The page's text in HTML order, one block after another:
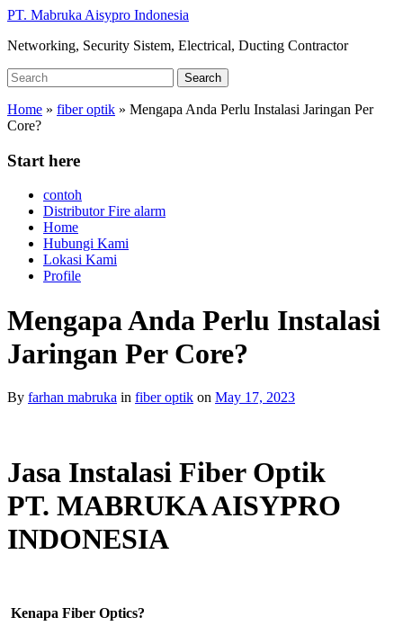
Skip
main
PT. Mabruka Aisypro Indonesia
Networking, Security Sistem, Electrical, Ducting Contractor
Search
for:
Search
Home » fiber optik » Mengapa Anda Perlu Instalasi Jaringan Per
Core?
Start here
contoh
Distributor Fire alarm
Home
Hubungi Kami
Lokasi Kami
Profile
Mengapa Anda Perlu Instalasi
Jaringan Per Core?
By farhan mabruka in fiber optik on May 17, 2023
Jasa Instalasi Fiber Optik
PT. MABRUKA AISYPRO
INDONESIA
Kenapa Fiber Optics?